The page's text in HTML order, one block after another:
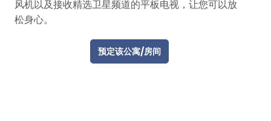
风机以及接收精选卫星频道的平板电视，让您可以放
松身心。
预定该公寓/房间